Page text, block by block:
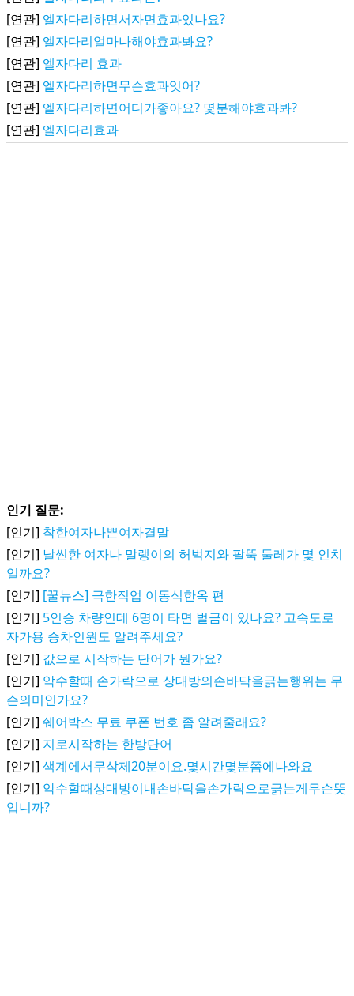
[연관] 엘자다리하면서자면효과있나요?
[연관] 엘자다리얼마나해야효과봐요?
[연관] 엘자다리 효과
[연관] 엘자다리하면무슨효과잇어?
[연관] 엘자다리하면어디가좋아요? 몇분해야효과봐?
[연관] 엘자다리효과
인기 질문:
[인기] 착한여자나쁜여자결말
[인기] 날씬한 여자나 말랭이의 허벅지와 팔뚝 둘레가 몇 인치
일까요?
[인기] [꿀뉴스] 극한직업 이동식한옥 편
[인기] 5인승 차량인데 6명이 타면 벌금이 있나요? 고속도로
자가용 승차인원도 알려주세요?
[인기] 값으로 시작하는 단어가 뭔가요?
[인기] 악수할때 손가락으로 상대방의손바닥을긁는행위는 무
슨의미인가요?
[인기] 쉐어박스 무료 쿠폰 번호 좀 알려줄래요?
[인기] 지로시작하는 한방단어
[인기] 색계에서무삭제20분이요.몇시간몇분쯤에나와요
[인기] 악수할때상대방이내손바닥을손가락으로긁는게무슨뜻
입니까?